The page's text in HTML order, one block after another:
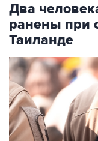
Два
ранены при
Таиланде